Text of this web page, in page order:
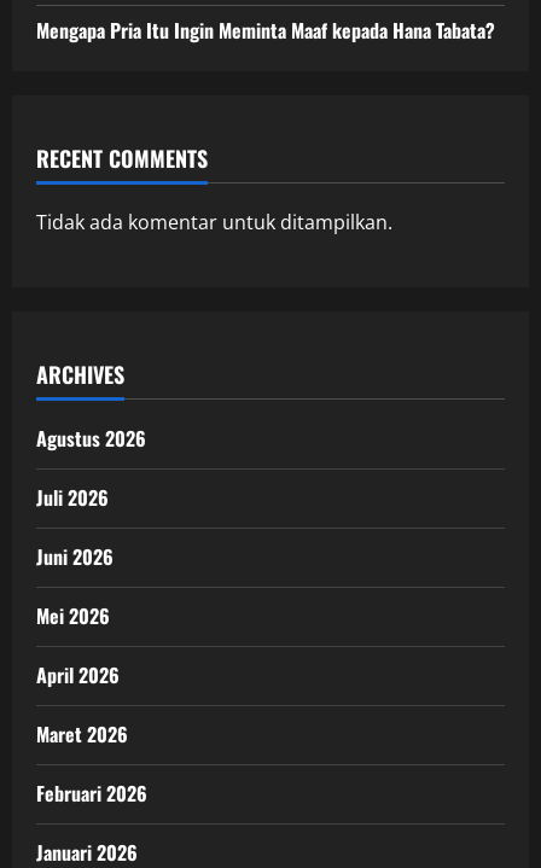
Mengapa Pria Itu Ingin Meminta Maaf kepada Hana Tabata?
RECENT COMMENTS
Tidak ada komentar untuk ditampilkan.
ARCHIVES
Agustus 2026
Juli 2026
Juni 2026
Mei 2026
April 2026
Maret 2026
Februari 2026
Januari 2026